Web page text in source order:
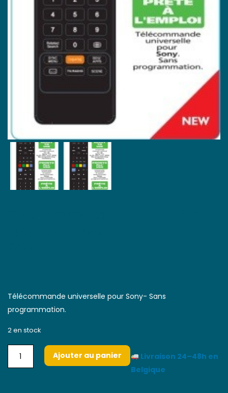
Télécommande universelle pour Sony- Sans
programmation.
2 en stock
Ajouter au panier
Livraison 24–48h en
Belgique